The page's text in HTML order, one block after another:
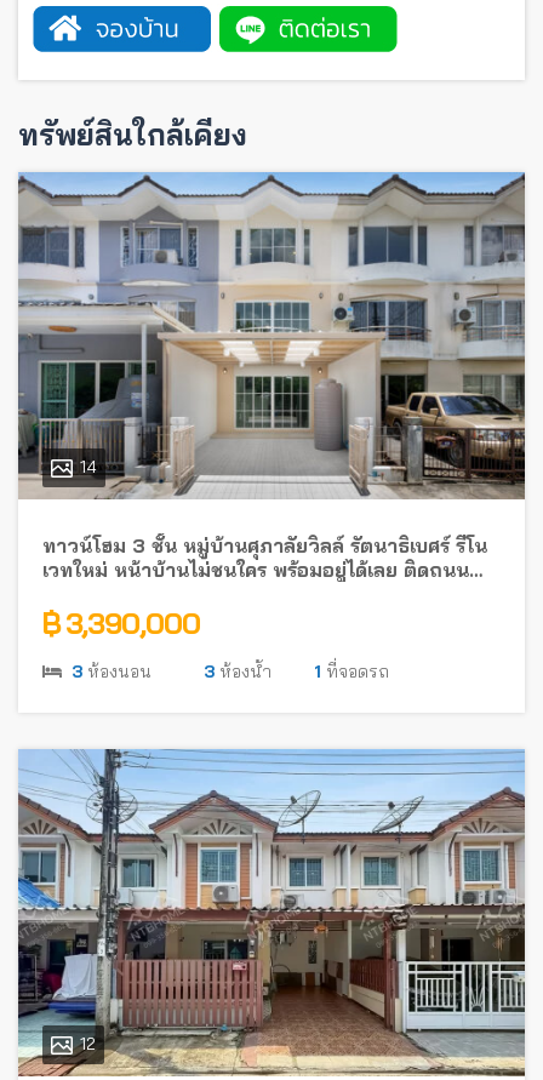
ทรัพย์สินใกล้เคียง
14
ทาวน์โฮม 3 ชั้น หมู่บ้านศุภาลัยวิลล์ รัตนาธิเบศร์ รีโน
เวทใหม่ หน้าบ้านไม่ชนใคร พร้อมอยู่ได้เลย ติดถนน
฿ 3,390,000
3 ห้องนอน 3 ห้องน้ำ 1 ที่จอดรถ
12